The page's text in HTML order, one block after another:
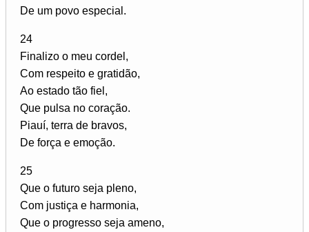
De um povo especial.
24
Finalizo o meu cordel,
Com respeito e gratidão,
Ao estado tão fiel,
Que pulsa no coração.
Piauí, terra de bravos,
De força e emoção.
25
Que o futuro seja pleno,
Com justiça e harmonia,
Que o progresso seja ameno,